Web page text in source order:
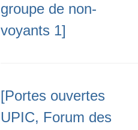
groupe de non-
voyants 1]
[Portes ouvertes
UPIC, Forum des